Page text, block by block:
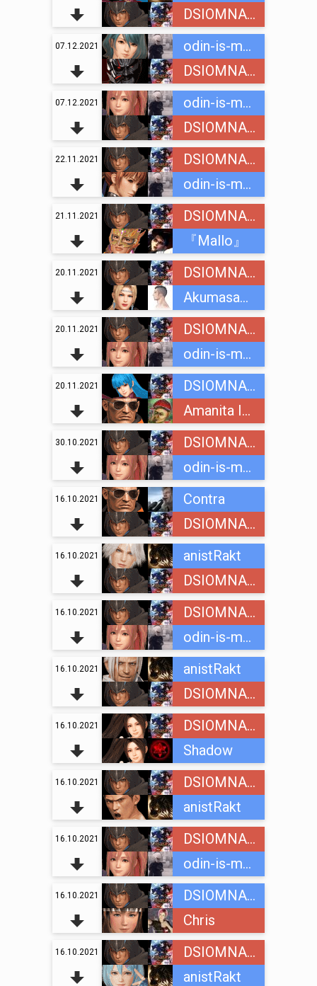
DSIOMNAINC
07.12.2021
odin-is-mnogih
DSIOMNAINC
07.12.2021
odin-is-mnogih
DSIOMNAINC
22.11.2021
DSIOMNAINC
odin-is-mnogih
21.11.2021
DSIOMNAINC
『Mallo』
20.11.2021
DSIOMNAINC
Akumasama
20.11.2021
DSIOMNAINC
odin-is-mnogih
20.11.2021
DSIOMNAINC
Amanita Immortura
30.10.2021
DSIOMNAINC
odin-is-mnogih
16.10.2021
Contra
DSIOMNAINC
16.10.2021
anistRakt
DSIOMNAINC
16.10.2021
DSIOMNAINC
odin-is-mnogih
16.10.2021
anistRakt
DSIOMNAINC
16.10.2021
DSIOMNAINC
Shadow
16.10.2021
DSIOMNAINC
anistRakt
16.10.2021
DSIOMNAINC
odin-is-mnogih
16.10.2021
DSIOMNAINC
Chris
16.10.2021
DSIOMNAINC
anistRakt